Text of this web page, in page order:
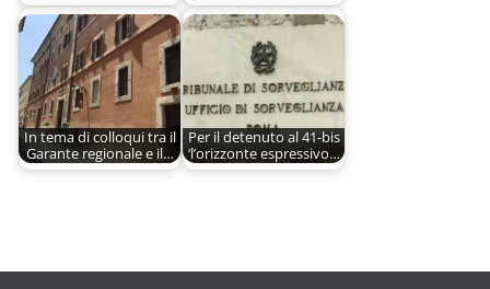
In tema di colloqui tra il
Garante regionale e il…
Per il detenuto al 41-bis
‘l’orizzonte espressivo…